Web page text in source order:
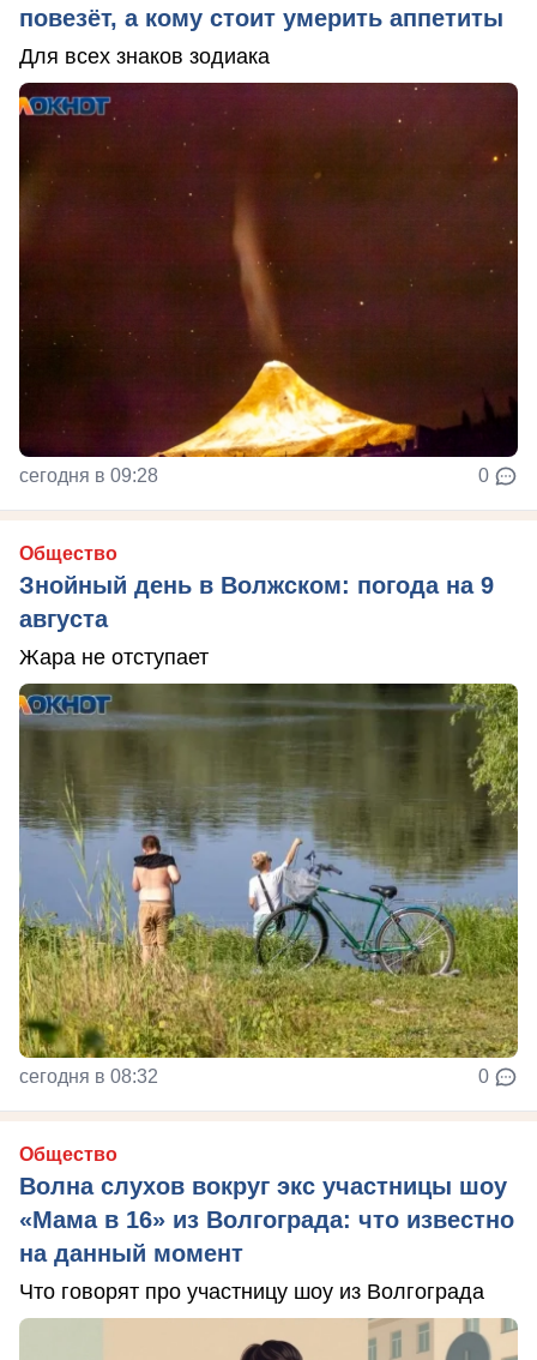
повезёт, а кому стоит умерить аппетиты
Для всех знаков зодиака
сегодня в 09:28 0
Общество
Знойный день в Волжском: погода на 9
августа
Жара не отступает
сегодня в 08:32 0
Общество
Волна слухов вокруг экс участницы шоу
«Мама в 16» из Волгограда: что известно
на данный момент
Что говорят про участницу шоу из Волгограда